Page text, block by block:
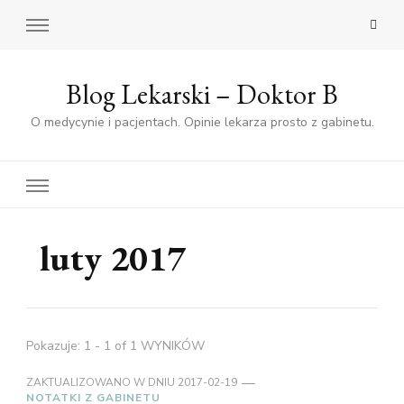
Blog Lekarski – Doktor B
O medycynie i pacjentach. Opinie lekarza prosto z gabinetu.
luty 2017
Pokazuje: 1 - 1 of 1 WYNIKÓW
ZAKTUALIZOWANO W DNIU 2017-02-19
NOTATKI Z GABINETU